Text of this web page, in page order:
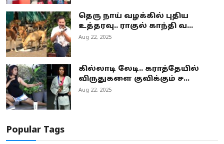
தெரு நாய் வழக்கில் புதிய
உத்தரவு.. ராகுல் காந்தி வ...
Aug 22, 2025
கில்லாடி லேடி.. கராத்தேயில்
விருதுகளை குவிக்கும் ச...
Aug 22, 2025
Popular Tags